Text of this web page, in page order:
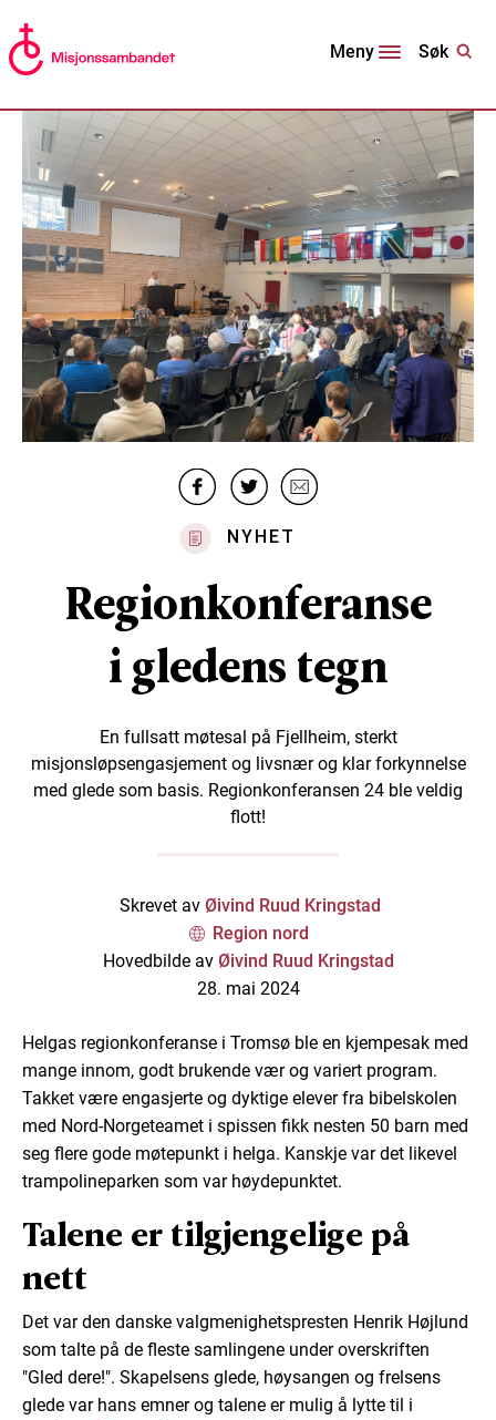
Meny Søk
NYHET
Regionkonferanse
i gledens tegn
En fullsatt møtesal på Fjellheim, sterkt
misjonsløpsengasjement og livsnær og klar forkynnelse
med glede som basis. Regionkonferansen 24 ble veldig
flott!
Skrevet av Øivind Ruud Kringstad
Region nord
Hovedbilde av Øivind Ruud Kringstad
28. mai 2024
Helgas regionkonferanse i Tromsø ble en kjempesak med
mange innom, godt brukende vær og variert program.
Takket være engasjerte og dyktige elever fra bibelskolen
med Nord-Norgeteamet i spissen fikk nesten 50 barn med
seg flere gode møtepunkt i helga. Kanskje var det likevel
trampolineparken som var høydepunktet.
Talene er tilgjengelige på
nett
Det var den danske valgmenighetspresten Henrik Højlund
som talte på de fleste samlingene under overskriften
"Gled dere!". Skapelsens glede, høysangen og frelsens
glede var hans emner og talene er mulig å lytte til i